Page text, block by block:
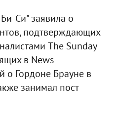
Си" заявила о
подтверждающих
The Sunday
в News
о Гордоне Брауне в
занимал пост